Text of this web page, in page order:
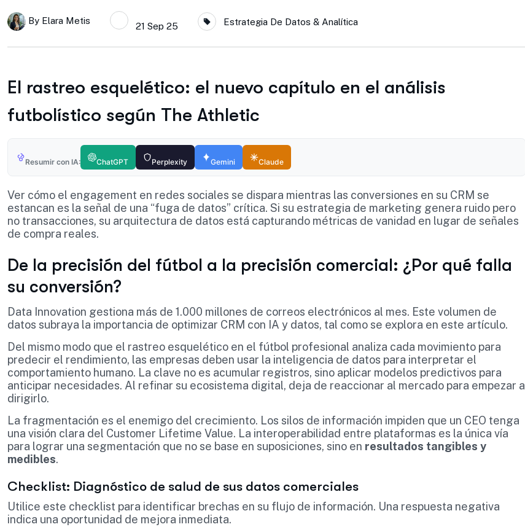
By Elara Metis
21 Sep 25 Estrategia De Datos & Analítica
El rastreo esquelético: el nuevo capítulo en el análisis
futbolístico según The Athletic
Resumir con IA: ChatGPT Perplexity Gemini Claude
Ver cómo el engagement en redes sociales se dispara mientras las conversiones en su CRM se
estancan es la señal de una “fuga de datos” crítica. Si su estrategia de marketing genera ruido pero
no transacciones, su arquitectura de datos está capturando métricas de vanidad en lugar de señales
de compra reales.
De la precisión del fútbol a la precisión comercial: ¿Por qué falla
su conversión?
Data Innovation gestiona más de 1.000 millones de correos electrónicos al mes. Este volumen de
datos subraya la importancia de optimizar CRM con IA y datos, tal como se explora en este artículo.
Del mismo modo que el rastreo esquelético en el fútbol profesional analiza cada movimiento para
predecir el rendimiento, las empresas deben usar la inteligencia de datos para interpretar el
comportamiento humano. La clave no es acumular registros, sino aplicar modelos predictivos para
anticipar necesidades. Al refinar su ecosistema digital, deja de reaccionar al mercado para empezar a
dirigirlo.
La fragmentación es el enemigo del crecimiento. Los silos de información impiden que un CEO tenga
una visión clara del Customer Lifetime Value. La interoperabilidad entre plataformas es la única vía
para lograr una segmentación que no se base en suposiciones, sino en resultados tangibles y
medibles.
Checklist: Diagnóstico de salud de sus datos comerciales
Utilice este checklist para identificar brechas en su flujo de información. Una respuesta negativa
indica una oportunidad de mejora inmediata.